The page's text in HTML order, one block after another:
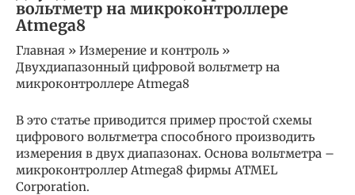
вольтметр на микроконтроллере
Atmega8
Главная » Измерение и контроль »
Двухдиапазонный цифровой вольтметр на
микроконтроллере Atmega8
В это статье приводится пример простой схемы
цифрового вольтметра способного производить
измерения в двух диапазонах. Основа вольтметра –
микроконтроллер Atmega8 фирмы ATMEL
Corporation.